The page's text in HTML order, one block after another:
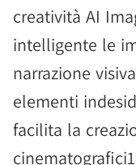
creatività AI
intelligente le
narrazione
elementi
facilita la